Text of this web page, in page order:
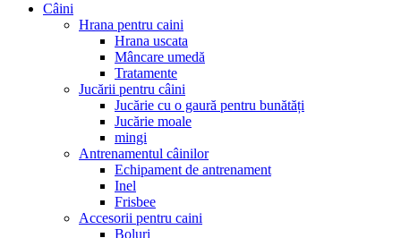
Câini
Hrana pentru caini
Hrana uscata
Mâncare umedă
Tratamente
Jucării pentru câini
Jucărie cu o gaură pentru bunătăți
Jucărie moale
mingi
Antrenamentul câinilor
Echipament de antrenament
Inel
Frisbee
Accesorii pentru caini
Boluri